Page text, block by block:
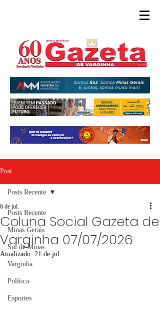
Post
Posts Recente
Minas Gerais
Sul de Minas
Varginha
Política
Esportes
Posts Recente
Coluna Social Gazeta de
Varginha 07/07/2026
8 de jul.
Atualizado: 21 de jul.